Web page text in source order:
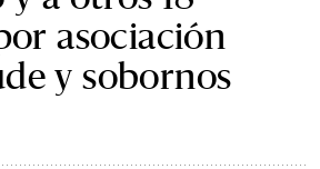
asociación
y sobornos